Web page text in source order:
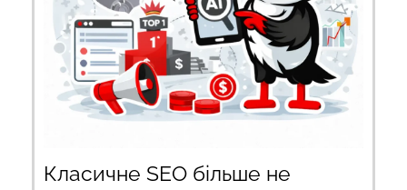
Класичне SEO більше не